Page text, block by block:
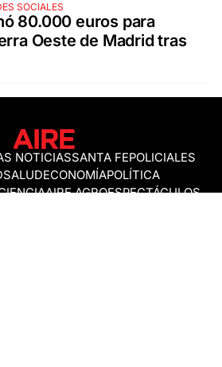
SOCIALES
80.000 euros para
Oeste de Madrid tras
NOTICIASSANTA FEPOLICIALES
SALUDECONOMÍAPOLÍTICA
AIRE AGROESPECTÁCULOS